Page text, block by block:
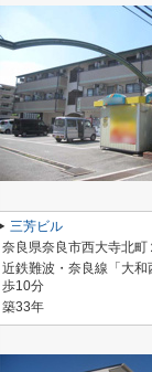
三芳ビル
奈良県奈良市西大寺北町
近鉄難波・奈良線「大和
歩10分
築33年